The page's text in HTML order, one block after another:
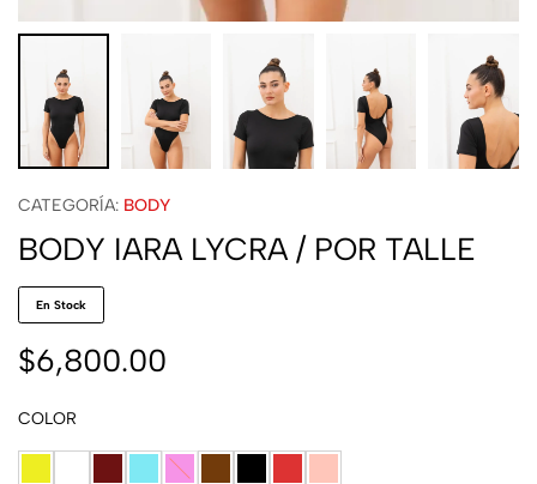
CATEGORÍA: BODY
BODY IARA LYCRA / POR TALLE
En Stock
$6,800.00
COLOR